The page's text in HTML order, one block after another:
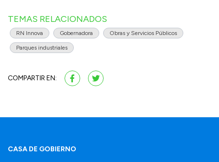
TEMAS RELACIONADOS
RN Innova Gobernadora Obras y Servicios Públicos
Parques industriales
COMPARTIR EN:
CASA DE GOBIERNO